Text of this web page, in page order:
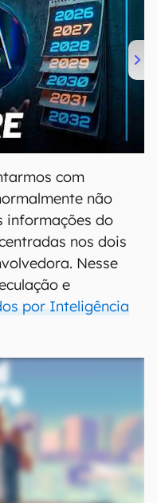
com
não
informações do
nos dois
Nesse
e
por Inteligência